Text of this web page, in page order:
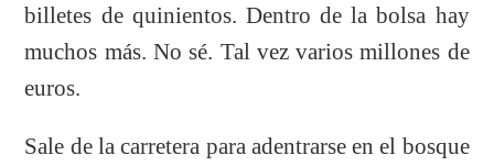
billetes de quinientos. Dentro de la bolsa hay
muchos más. No sé. Tal vez varios millones de
euros.
Sale de la carretera para adentrarse en el bosque